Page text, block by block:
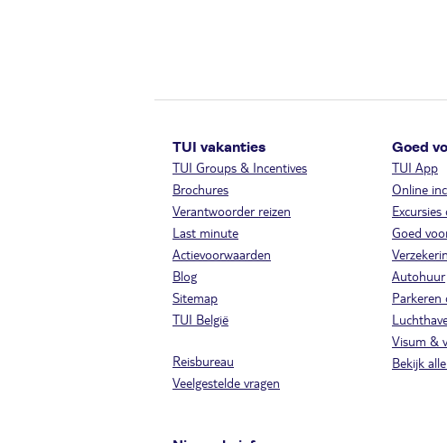
TUI vakanties
TUI Groups & Incentives
Brochures
Verantwoorder reizen
Last minute
Actievoorwaarden
Blog
Sitemap
TUI België
Reisbureau
Veelgestelde vragen
Goed
TUI App
Online
Goed
Autohuur
Parkeren
Visum &
Bekijk